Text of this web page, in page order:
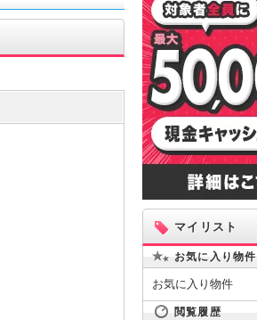
マイリスト
お気に入り物件
お気に入り物件
閲覧履歴